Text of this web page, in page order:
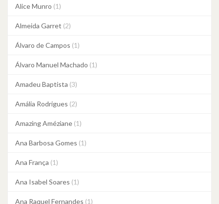
Alice Munro (1)
Almeida Garret (2)
Álvaro de Campos (1)
Álvaro Manuel Machado (1)
Amadeu Baptista (3)
Amália Rodrigues (2)
Amazing Améziane (1)
Ana Barbosa Gomes (1)
Ana França (1)
Ana Isabel Soares (1)
Ana Raquel Fernandes (1)